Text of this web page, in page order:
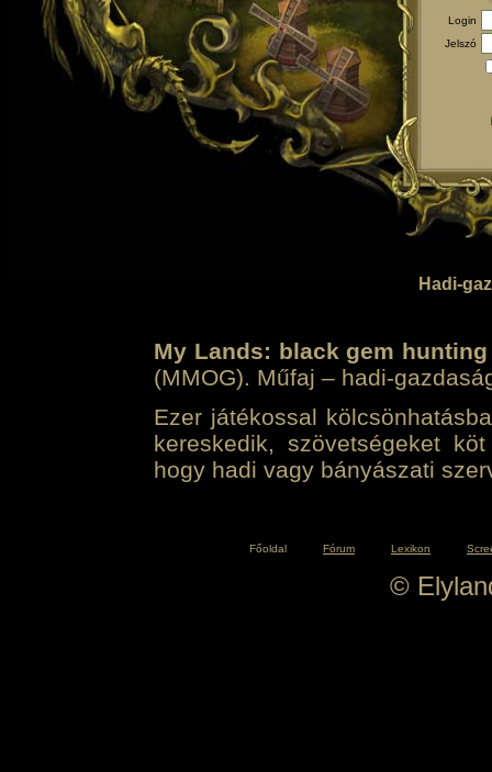
Login
Jelszó
Hadi-
My Lands: black gem hunting
(MMOG). Műfaj – hadi-
Ezer játékossal
kereskedik, szövetségeket
hogy hadi vagy bányászati
Főoldal Fórum Lexikon
©